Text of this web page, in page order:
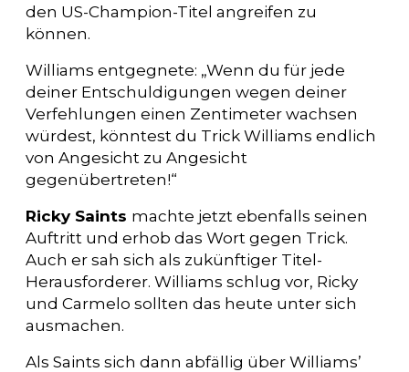
den US-Champion-Titel angreifen zu
können.
Williams entgegnete: „Wenn du für jede
deiner Entschuldigungen wegen deiner
Verfehlungen einen Zentimeter wachsen
würdest, könntest du Trick Williams endlich
von Angesicht zu Angesicht
gegenübertreten!“
Ricky Saints machte jetzt ebenfalls seinen
Auftritt und erhob das Wort gegen Trick.
Auch er sah sich als zukünftiger Titel-
Herausforderer. Williams schlug vor, Ricky
und Carmelo sollten das heute unter sich
ausmachen.
Als Saints sich dann abfällig über Williams’